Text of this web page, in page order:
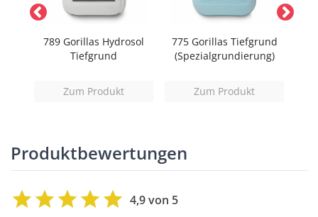
789 Gorillas Hydrosol
Tiefgrund
Zum Produkt
775 Gorillas Tiefgrund
(Spezialgrundierung)
Zum Produkt
Produktbewertungen
4,9 von 5